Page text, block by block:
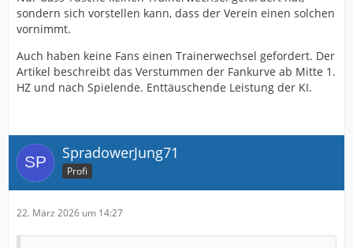
sondern sich vorstellen kann, dass der Verein einen solchen
vornimmt.
Auch haben keine Fans einen Trainerwechsel gefordert. Der
Artikel beschreibt das Verstummen der Fankurve ab Mitte 1.
HZ und nach Spielende. Enttäuschende Leistung der KI.
SpradowerJung71
Profi
22. März 2026 um 14:27